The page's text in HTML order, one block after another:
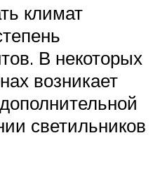
климат
В некоторых
возникает
светильников